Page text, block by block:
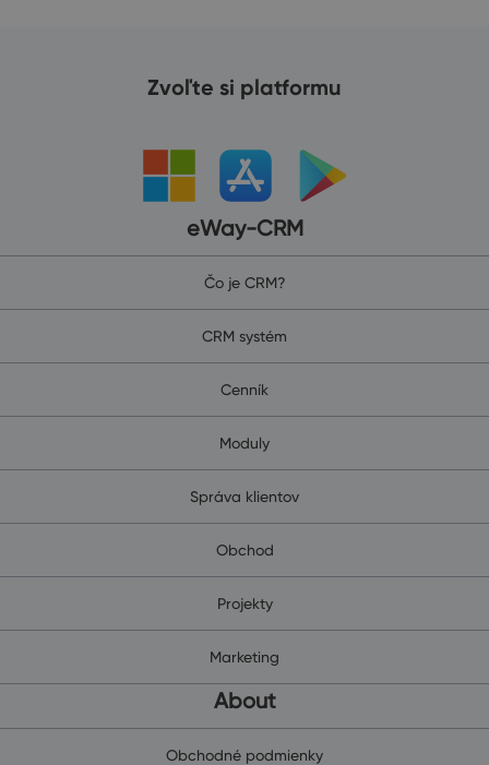
Zvoľte si platformu
eWay-CRM
Čo je CRM?
CRM systém
Cenník
Moduly
Správa klientov
Obchod
Projekty
Marketing
About
Obchodné podmienky